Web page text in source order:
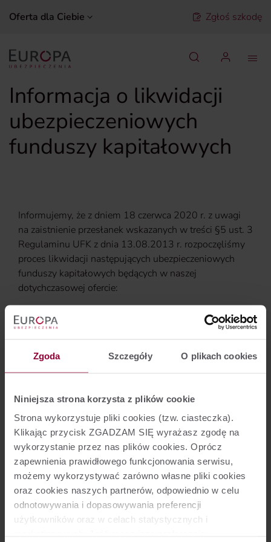
Zgoda Szczegóły O plikach cookies
Niniejsza strona korzysta z plików cookie
Strona wykorzystuje pliki cookies (tzw. ciasteczka).
Klikając przycisk ZGADZAM SIĘ wyrażasz zgodę na
wykorzystanie przez nas plików cookies. Oprócz
zapewnienia prawidłowego funkcjonowania serwisu,
możemy wykorzystywać zarówno własne pliki cookies
oraz cookies naszych partnerów, odpowiednio w celu
odnotowywania i dopasowywania preferencji
użytkowników oraz w celach statystycznych i
Oferta dla Ciebie Zgłoś szkodę
Informacja o likwidacji
ubezpieczeniowych
funduszy kapitałowych
Informujemy, że z dniem 18 czerwca 2020 r. z uwagi
na zaistnienie przesłanek wskazanych w treści §5 ust. 3
Regulaminu UFK z dnia 13.08.2013 r. rozpoczęliśmy
proces likwidacji następujących ubezpieczeniowych
funduszy kapitałowych będących w naszej
dotychczasowej ofercie:
UFK Europa PZU Dłużny Rynków Wschodzących
(GI FIO),
FIO).
Wskazane powyżej ubezpieczeniowe fundusze
kapitałowe oferowane były w ramach umów
ubezpieczenia na życie z ubezpieczeniowym funduszem
kapitałowym „FWR Optymalny Portfel” i „Nest Solidne
Inwestycje” oraz umów ubezpieczenia na życie i dożycie
z ubezpieczeniowym funduszem kapitałowym „FWR
Optymalny Portfel na Start” i „Dobry Start Juniora”.